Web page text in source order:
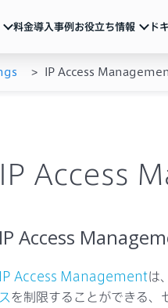
料金導入事例お役立ち情報
ング
導入事例
ド
IP Access
IP Access
IP Access
IP Access Managementは
スを制限することができる